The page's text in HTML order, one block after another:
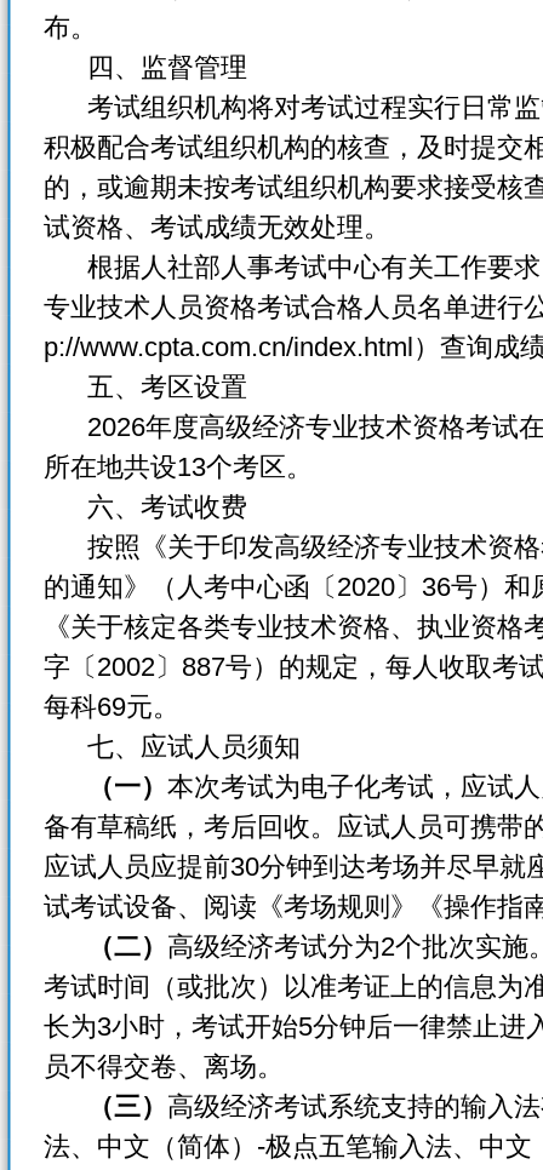
布。
四、监督管理
考试组织机构将对考试过程实行日常
积极配合考试组织机构的核查，及时提交
的，或逾期未按考试组织机构要求接受核
试资格、考试成绩无效处理。
根据人社部人事考试中心有关工作要
专业技术人员资格考试合格人员名单进行
p://www.cpta.com.cn/index.html）查询成
五、考区设置
2026年度高级经济专业技术资格考试
所在地共设13个考区。
六、考试收费
按照《关于印发高级经济专业技术资
的通知》（人考中心函〔2020〕36号）
《关于核定各类专业技术资格、执业资
字〔2002〕887号）的规定，每人收取考
每科69元。
七、应试人员须知
（一） 本次考试为电子化考试，应试
备有草稿纸，考后回收。应试人员可携带
应试人员应提前30分钟到达考场并尽早就
试考试设备、阅读《考场规则》《操作指
（二） 高级经济考试分为2个批次实
考试时间（或批次）以准考证上的信息为
长为3小时，考试开始5分钟后一律禁止进
员不得交卷、离场。
（三） 高级经济考试系统支持的输入
法、中文（简体）-极点五笔输入法、中